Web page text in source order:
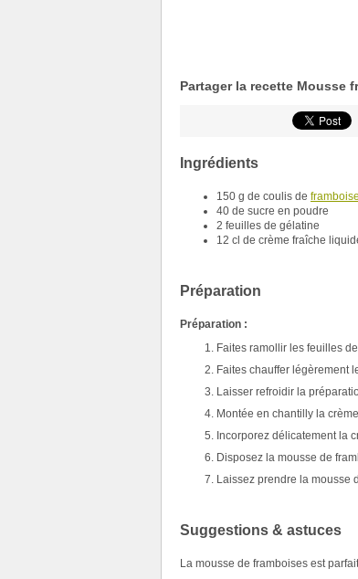
Partager la recette Mousse
Ingrédients
150 g de coulis de framboise
40 de sucre en poudre
2 feuilles de gélatine
12 cl de crème fraîche
Préparation
Préparation :
Faites ramollir les feuilles
Faites chauffer légèrement
Laisser refroidir la
Montée en chantilly la
Incorporez délicatement la
Disposez la mousse de
Laissez prendre la mousse
Suggestions & astuces
La mousse de framboises est